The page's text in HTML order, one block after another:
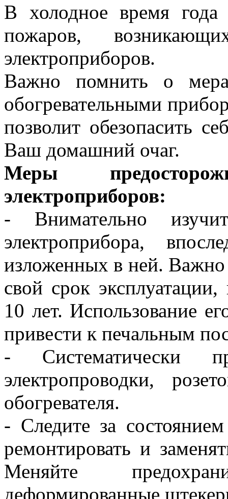
В холодное время года
пожаров,
электроприборов.
Важно помнить о
обогревательными
позволит обезопасить
Ваш домашний очаг.
Меры
электроприборов:
- Внимательно
электроприбора,
изложенных в ней. Важно
свой срок
10 лет. Использование
привести к печальным
- Систематически
электропроводки,
обогревателя.
- Следите за
ремонтировать и
Меняйте
деформированные